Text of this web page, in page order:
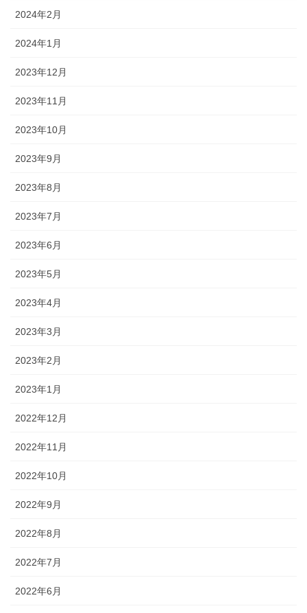
2024年2月
2024年1月
2023年12月
2023年11月
2023年10月
2023年9月
2023年8月
2023年7月
2023年6月
2023年5月
2023年4月
2023年3月
2023年2月
2023年1月
2022年12月
2022年11月
2022年10月
2022年9月
2022年8月
2022年7月
2022年6月